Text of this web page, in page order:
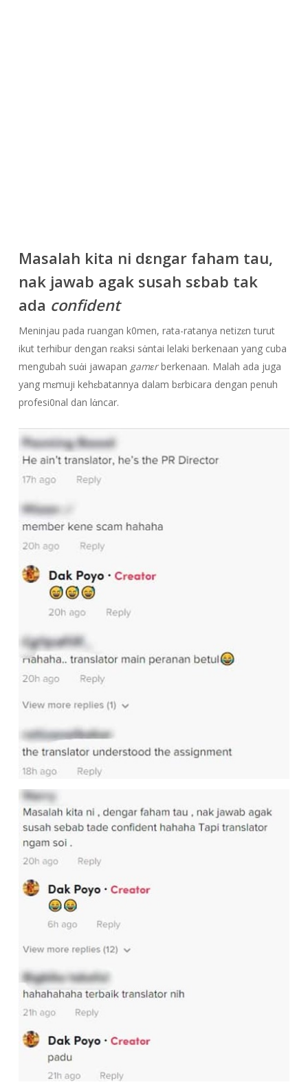
Masalah kita ni dɛngar faham tau,
nak jawab agak susah sɛbab tak
ada confident
Meninjau pada ruangan k0men, rata-ratanya netizɛn turut
ikut terhibur dengan rɛaksi sἀntai lelaki berkenaan yang cuba
mengubah suἀi jawapan gamɛrberkenaan. Malah ada juga
yang mɛmuji kehɛbatannya dalam bɛrbicara dengan penuh
profesi0nal dan lἀncar.